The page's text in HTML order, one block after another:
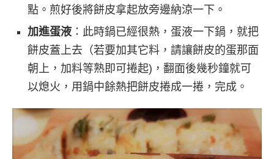
點。煎好後將餅皮拿起放旁邊納涼一下。
加進蛋液 ：此時鍋已經很熱，蛋液一下鍋，就把
餅皮蓋上去（若要加其它料，請讓餅皮的蛋那面
朝上，加料等熟即可捲起)，翻面後幾秒鐘就可
以熄火，用鍋中餘熱把餅皮捲成一捲，完成。